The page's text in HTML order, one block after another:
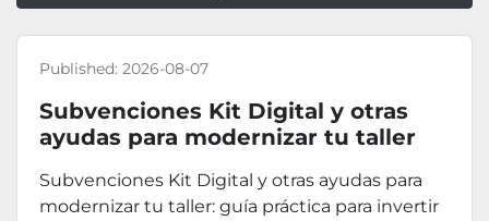
Published: 2026-08-07
Subvenciones Kit Digital y otras
ayudas para modernizar tu taller
Subvenciones Kit Digital y otras ayudas para
modernizar tu taller: guía práctica para invertir